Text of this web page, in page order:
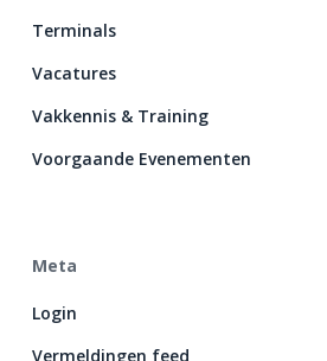
Terminals
Vacatures
Vakkennis & Training
Voorgaande Evenementen
Meta
Login
Vermeldingen feed